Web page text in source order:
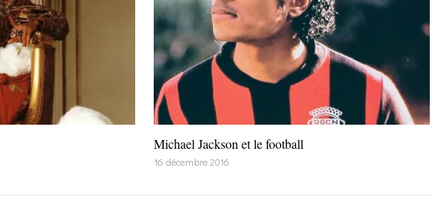
Michael Jackson et le football
16 décembre 2016